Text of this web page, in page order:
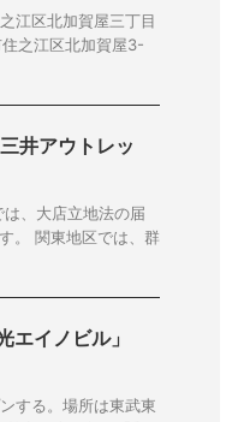
江区北加賀屋三丁目
之江区北加賀屋3-
井アウトレッ
、大店立地法の届
。 関東地区では、群
エイノビル」
する。場所は東武東